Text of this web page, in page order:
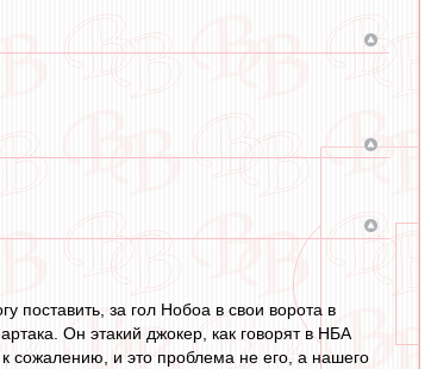
поставить, за гол Нобоа в свои ворота в
Он этакий джокер, как говорят в НБА
сожалению, и это проблема не его, а нашего